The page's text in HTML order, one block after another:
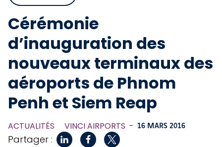
Cérémonie
d’inauguration des
nouveaux terminaux des
aéroports de Phnom
Penh et Siem Reap
ACTUALITÉS VINCI AIRPORTS - 16 MARS 2016
Partager :